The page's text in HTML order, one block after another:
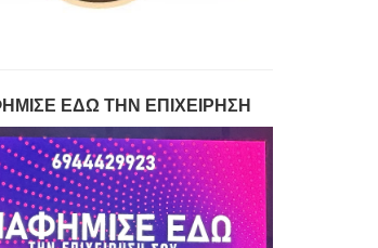
ΕΔΩ ΤΗΝ ΕΠΙΧΕΙΡΗΣΗ